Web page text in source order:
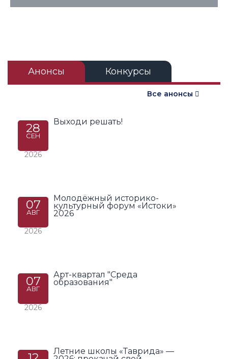
Подробнее
Анонсы Конкурсы
Все анонсы
28
СЕН
2026
Выходи решать!
07
АВГ
2026
Молодёжный историко-
культурный форум «Истоки»
2026
07
АВГ
2026
Арт-квартал "Среда
образования"
Летние школы «Таврида» —